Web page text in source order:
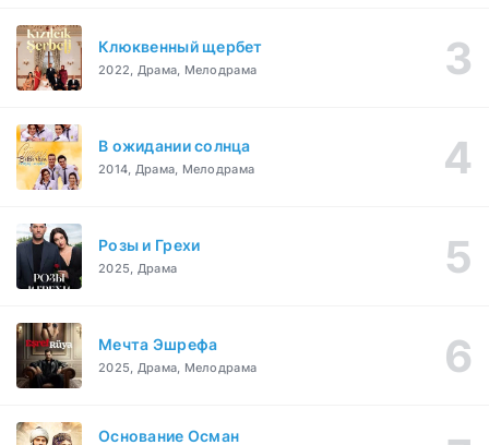
Клюквенный щербет
2022, Драма, Мелодрама
В ожидании солнца
2014, Драма, Мелодрама
Розы и Грехи
2025, Драма
Мечта Эшрефа
2025, Драма, Мелодрама
Основание Осман